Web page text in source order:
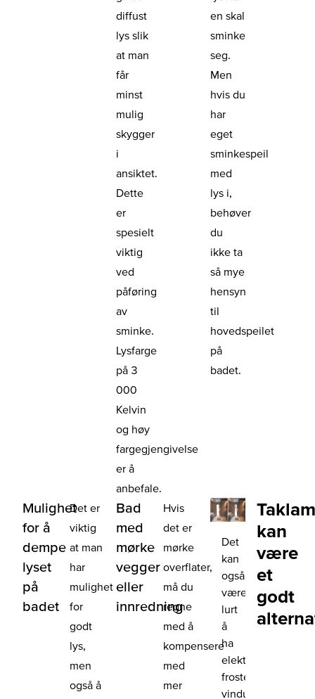
diffust
lys slik
at man
får
minst
mulig
skygger
i
ansiktet.
Dette
er
spesielt
viktig
ved
påføring
av
sminke.
Lysfarge
på 3
000
Kelvin
og høy
fargegjengivelse
er å
anbefale.
en skal
sminke
seg.
Men
hvis du
har
eget
sminkespeil
med
lys i,
behøver
du
ikke ta
så mye
hensyn
til
hovedspeilet
på
badet.
Mulighet
for å
dempe
lyset
på
badet
Det er
viktig
at man
har
mulighet
for
godt
lys,
men
også å
Bad
med
mørke
vegger
eller
innredning
Hvis
det er
mørke
overflater,
må du
regne
med å
kompensere
med
mer
Det
kan
også
være
lurt
å
ha
elektrisk
frostet
vindu.
kan
være
et
godt